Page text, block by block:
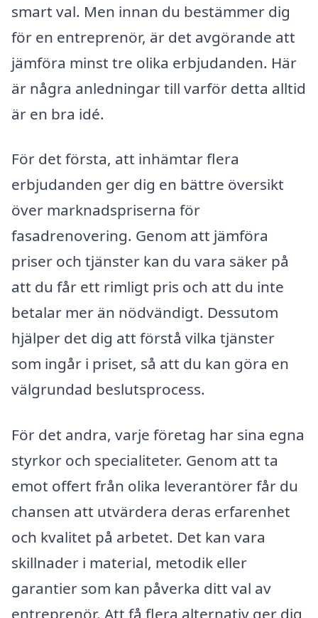
smart val. Men innan du bestämmer dig
för en entreprenör, är det avgörande att
jämföra minst tre olika erbjudanden. Här
är några anledningar till varför detta alltid
är en bra idé.
För det första, att inhämtar flera
erbjudanden ger dig en bättre översikt
över marknadspriserna för
fasadrenovering. Genom att jämföra
priser och tjänster kan du vara säker på
att du får ett rimligt pris och att du inte
betalar mer än nödvändigt. Dessutom
hjälper det dig att förstå vilka tjänster
som ingår i priset, så att du kan göra en
välgrundad beslutsprocess.
För det andra, varje företag har sina egna
styrkor och specialiteter. Genom att ta
emot offert från olika leverantörer får du
chansen att utvärdera deras erfarenhet
och kvalitet på arbetet. Det kan vara
skillnader i material, metodik eller
garantier som kan påverka ditt val av
entreprenör. Att få flera alternativ ger dig